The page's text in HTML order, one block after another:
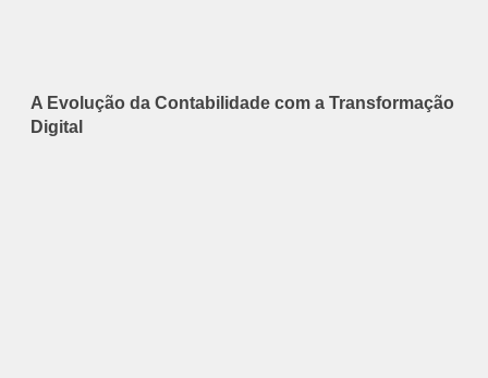
A Evolução da Contabilidade com a Transformação
Digital